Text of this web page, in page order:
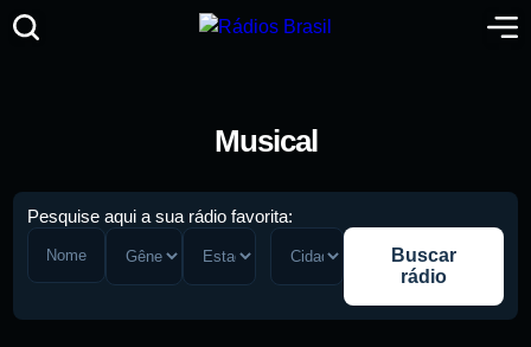
Musical
Pesquise aqui a sua rádio favorita:
Buscar
rádio